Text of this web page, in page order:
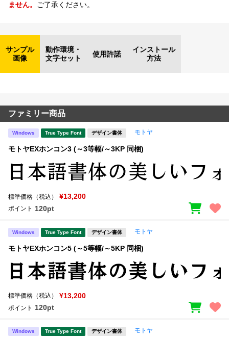
ません。 ご了承ください。
サンプル
画像
動作環境・
文字セット
使用許諾
インストール
方法
ファミリー商品
Windows True Type Font デザイン書体 モトヤ
モトヤEXホンコン3 (～3等幅/～3KP 同梱)
標準価格（税込） ¥13,200
ポイント 120pt
Windows True Type Font デザイン書体 モトヤ
モトヤEXホンコン5 (～5等幅/～5KP 同梱)
標準価格（税込） ¥13,200
ポイント 120pt
Windows True Type Font デザイン書体 モトヤ